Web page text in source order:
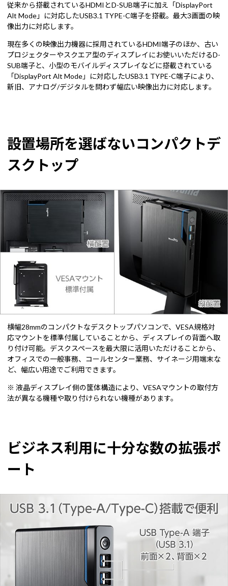
従来から搭載されているHDMIとD-SUB端子に加え「DisplayPort
Alt Mode」に対応したUSB3.1 TYPE-C端子を搭載。最大3画面の映
像出力に対応します。
現在多くの映像出力機器に採用されているHDMI端子のほか、古い
プロジェクターやスクエア型のディスプレイにお使いいただけるD-
SUB端子と、小型のモバイルディスプレイなどに搭載されている
「DisplayPort Alt Mode」に対応したUSB3.1 TYPE-C端子により、
新旧、アナログ/デジタルを問わず幅広い映像出力に対応します。
設置場所を選ばないコンパクトデ
スクトップ
横幅28mmのコンパクトなデスクトップパソコンで、VESA規格対
応マウントを標準付属していることから、ディスプレイの背面へ取
り付け可能。デスクスペースを最大限に活用いただけることから、
オフィスでの一般事務、コールセンター業務、サイネージ用端末な
ど、幅広い用途でご利用できます。
※ 液晶ディスプレイ側の筐体構造により、VESAマウントの取付方
法が異なる機種や取り付けられない機種があります。
ビジネス利用に十分な数の拡張ポ
ート